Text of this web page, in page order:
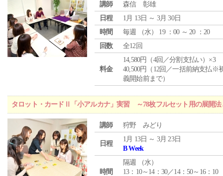
講師
森信 彰雄
日程
1月 13日 ～ 3月 30日
時間
毎週 （水） 19 ：00 ～ 20 ：20
回数
全12回
料金
14,580円（4回／分割支払い）×3
40,500円（12回／一括前納支払※
義開始前まで）
タロット・カードⅡ「小アルカナ」実習 ～78枚フルセット用の展開法
講師 狩野 みどり
日程
1月 13日 ～ 3月 23日
B Week
時間
隔週 （水）
13：10～14：30／14：50～16：10